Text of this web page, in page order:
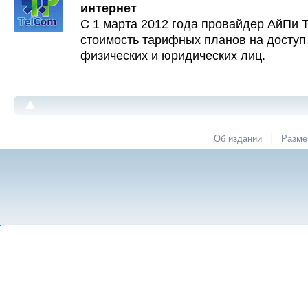
интернет
С 1 марта 2012 года провайдер AйПи
стоимость тарифных планов на
физических и юридических лиц.
Об издании |